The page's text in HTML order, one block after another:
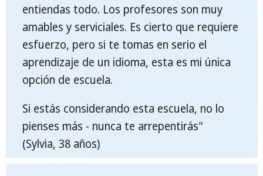
entiendas todo. Los profesores son muy
amables y serviciales. Es cierto que requiere
esfuerzo, pero si te tomas en serio el
aprendizaje de un idioma, esta es mi única
opción de escuela.
Si estás considerando esta escuela, no lo
pienses más - nunca te arrepentirás"
(Sylvia, 38 años)